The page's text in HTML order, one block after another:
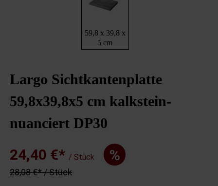
59,8 x 39,8 x
5 cm
Largo Sichtkantenplatte
59,8x39,8x5 cm kalkstein-
nuanciert DP30
24,40 €* / Stück %
28,08 €* / Stück